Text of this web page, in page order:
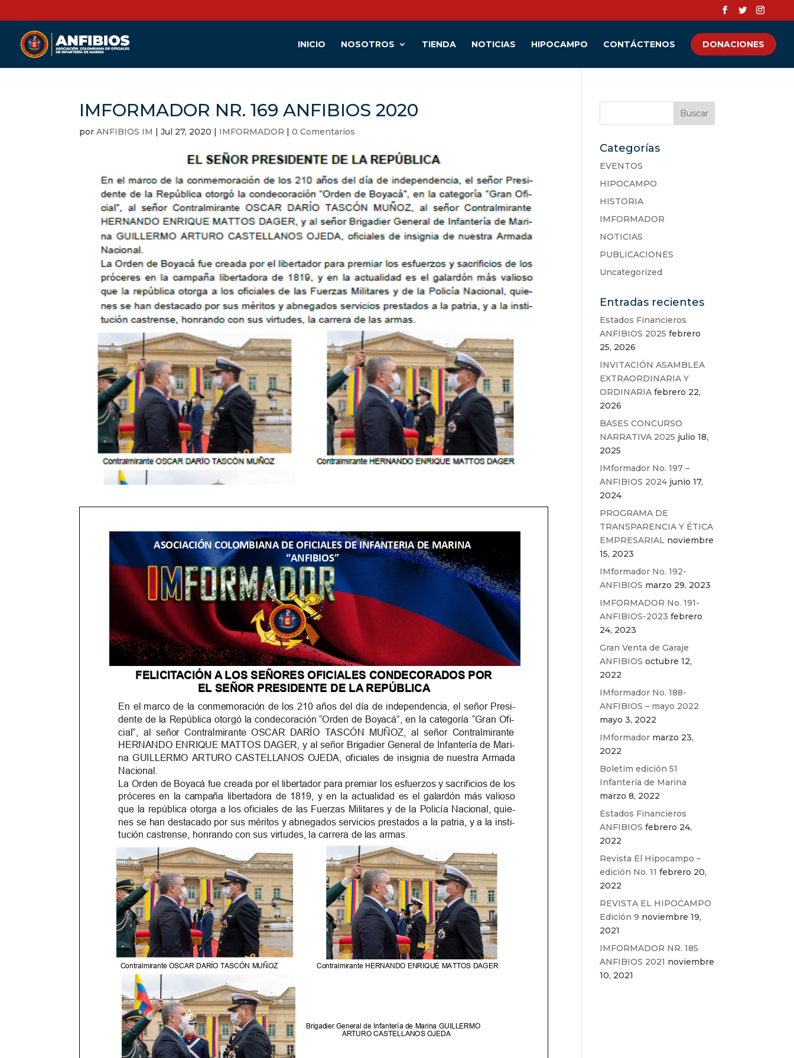
INICIO NOSOTROS TIENDA NOTICIAS HIPOCAMPO CONTÁCTENOS DONACIONES
IMFORMADOR NR. 169 ANFIBIOS 2020
porANFIBIOS IM |Jul 27, 2020 | IMFORMADOR |0 Comentarios
Categorías
EVENTOS
HIPOCAMPO
HISTORIA
IMFORMADOR
NOTICIAS
PUBLICACIONES
Uncategorized
Entradas recientes
Estados Financieros
ANFIBIOS 2025 febrero
25, 2026
INVITACIÓN ASAMBLEA
EXTRAORDINARIA Y
ORDINARIA febrero 22,
2026
BASES CONCURSO
NARRATIVA 2025 julio 18,
2025
IMformador No. 197 –
ANFIBIOS 2024 junio 17,
2024
PROGRAMA DE
TRANSPARENCIA Y ÉTICA
EMPRESARIAL noviembre
15, 2023
IMformador No. 192-
ANFIBIOS marzo 29, 2023
IMFORMADOR No. 191-
ANFIBIOS-2023 febrero
24, 2023
Gran Venta de Garaje
ANFIBIOS octubre 12,
2022
IMformador No. 188-
ANFIBIOS – mayo 2022
mayo 3, 2022
IMformador marzo 23,
2022
Boletim edición 51
Infantería de Marina
marzo 8, 2022
Estados Financieros
ANFIBIOS febrero 24,
2022
Revista El Hipocampo –
edición No. 11 febrero 20,
2022
REVISTA EL HIPOCAMPO
Edición 9 noviembre 19,
2021
IMFORMADOR NR. 185
ANFIBIOS 2021 noviembre
10, 2021